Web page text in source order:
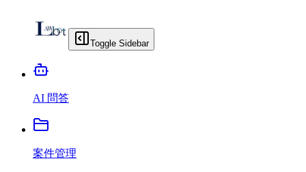
Toggle Sidebar
AI 問答
案件管理